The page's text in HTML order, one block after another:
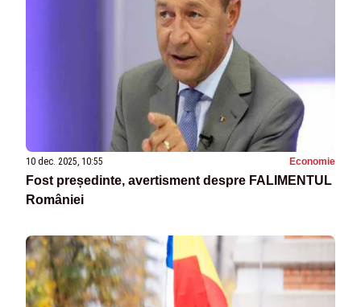
10 dec. 2025, 10:55 Economie
Fost președinte, avertisment despre FALIMENTUL
României